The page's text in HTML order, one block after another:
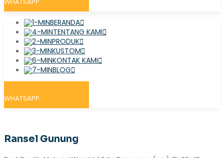
BERANDA
TENTANG KAMI
PRODUK
KUSTOM
KONTAK KAMI
BLOG
WHATSAPP
Ransel Gunung